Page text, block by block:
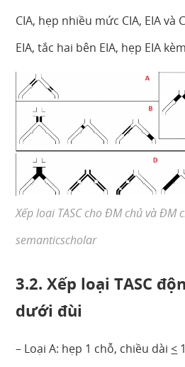
CIA, hẹp nhiều mức CIA, EIA và
EIA, tắc hai bên EIA, hẹp EIA
Xếp loại TASC cho ĐM chủ và ĐM
semanticscholar
3.2. Xếp loại TASC
dưới đùi
– Loại A: hẹp 1 chỗ, chiều dài<